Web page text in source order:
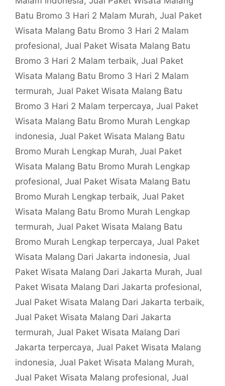
Batu Bromo 3 Hari 2 Malam Murah, Jual Paket
Wisata Malang Batu Bromo 3 Hari 2 Malam
profesional, Jual Paket Wisata Malang Batu
Bromo 3 Hari 2 Malam terbaik, Jual Paket
Wisata Malang Batu Bromo 3 Hari 2 Malam
termurah, Jual Paket Wisata Malang Batu
Bromo 3 Hari 2 Malam terpercaya, Jual Paket
Wisata Malang Batu Bromo Murah Lengkap
indonesia, Jual Paket Wisata Malang Batu
Bromo Murah Lengkap Murah, Jual Paket
Wisata Malang Batu Bromo Murah Lengkap
profesional, Jual Paket Wisata Malang Batu
Bromo Murah Lengkap terbaik, Jual Paket
Wisata Malang Batu Bromo Murah Lengkap
termurah, Jual Paket Wisata Malang Batu
Bromo Murah Lengkap terpercaya, Jual Paket
Wisata Malang Dari Jakarta indonesia, Jual
Paket Wisata Malang Dari Jakarta Murah, Jual
Paket Wisata Malang Dari Jakarta profesional,
Jual Paket Wisata Malang Dari Jakarta terbaik,
Jual Paket Wisata Malang Dari Jakarta
termurah, Jual Paket Wisata Malang Dari
Jakarta terpercaya, Jual Paket Wisata Malang
indonesia, Jual Paket Wisata Malang Murah,
Jual Paket Wisata Malang profesional, Jual